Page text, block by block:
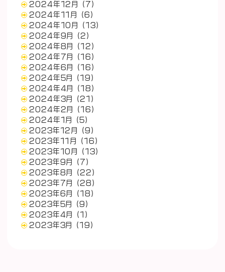
2024年12月
(7)
2024年11月
(6)
2024年10月
(13)
2024年9月
(2)
2024年8月
(12)
2024年7月
(16)
2024年6月
(16)
2024年5月
(19)
2024年4月
(18)
2024年3月
(21)
2024年2月
(16)
2024年1月
(5)
2023年12月
(9)
2023年11月
(16)
2023年10月
(13)
2023年9月
(7)
2023年8月
(22)
2023年7月
(28)
2023年6月
(18)
2023年5月
(9)
2023年4月
(1)
2023年3月
(19)